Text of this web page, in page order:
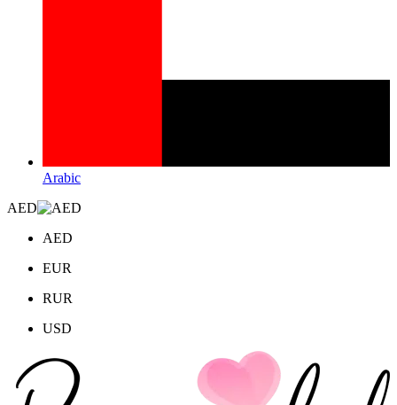
Arabic
AED
AED
EUR
RUR
USD